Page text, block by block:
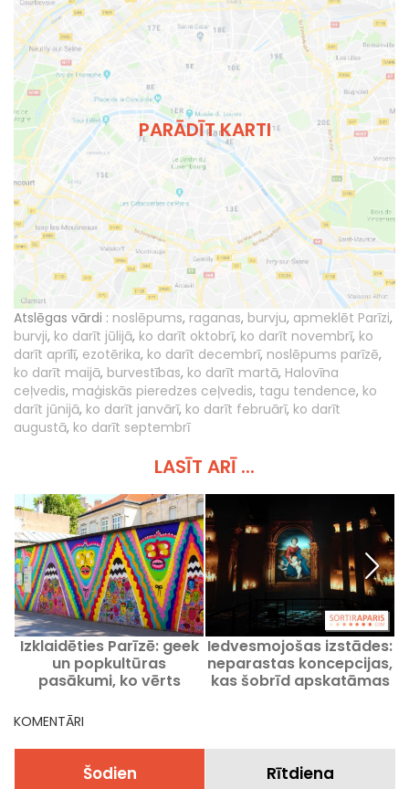
PARĀDĪT KARTI
Atslēgas vārdi : noslēpums, raganas, burvju, apmeklēt Parīzi,
burvji, ko darīt jūlijā, ko darīt oktobrī, ko darīt novembrī, ko
darīt aprīlī, ezotērika, ko darīt decembrī, noslēpums parīzē,
ko darīt maijā, burvestības, ko darīt martā, Halovīna
ceļvedis, maģiskās pieredzes ceļvedis, tagu tendence, ko
darīt jūnijā, ko darīt janvārī, ko darīt februārī, ko darīt
augustā, ko darīt septembrī
LASĪT ARĪ ...
Izklaidēties Parīzē: geek
un popkultūras
pasākumi, ko vērts
Iedvesmojošas izstādes:
neparastas koncepcijas,
kas šobrīd apskatāmas
KOMENTĀRI
Šodien Rītdiena